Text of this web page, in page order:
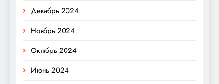
Декабрь 2024
Ноябрь 2024
Октябрь 2024
Июнь 2024